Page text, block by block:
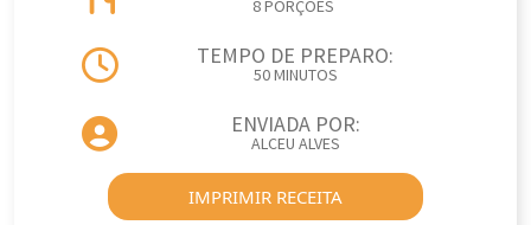
8 PORÇÕES
TEMPO DE PREPARO:
50 MINUTOS
ENVIADA POR:
ALCEU ALVES
IMPRIMIR RECEITA